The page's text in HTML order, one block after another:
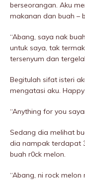
berseorangan. Aku
makanan dan buah –
“Abang, saya nak
untuk saya, tak
tersenyum dan
Begitulah sifat isteri
mengatasi aku.
“Anything for you
Sedang dia melihat
dia nampak terdapat
buah r0ck melon.
“Abang, ni rock